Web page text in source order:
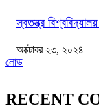
স্বতন্ত্র
অক্টোবর ২৩, ২০২৪
লোড
RECENT